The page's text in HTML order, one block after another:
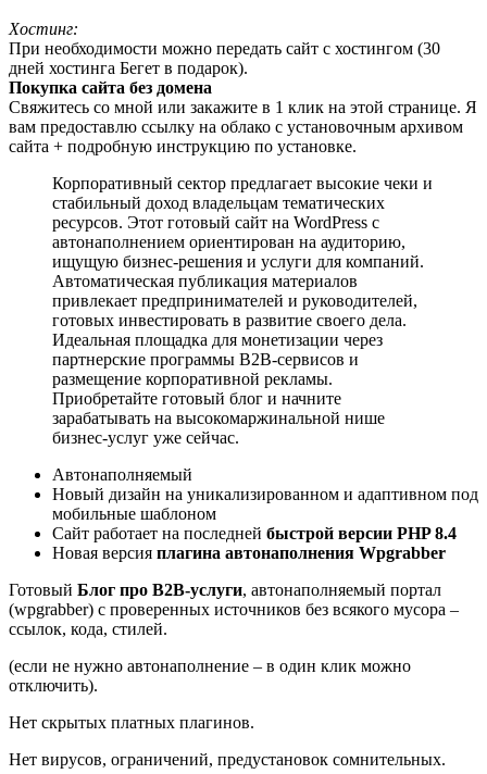
Хостинг:
При необходимости можно передать сайт с хостингом (30
дней хостинга Бегет в подарок).
Покупка сайта без домена
Свяжитесь со мной или закажите в 1 клик на этой странице. Я
вам предоставлю ссылку на облако с установочным архивом
сайта + подробную инструкцию по установке.
Корпоративный сектор предлагает высокие чеки и
стабильный доход владельцам тематических
ресурсов. Этот готовый сайт на WordPress с
автонаполнением ориентирован на аудиторию,
ищущую бизнес-решения и услуги для компаний.
Автоматическая публикация материалов
привлекает предпринимателей и руководителей,
готовых инвестировать в развитие своего дела.
Идеальная площадка для монетизации через
партнерские программы B2B-сервисов и
размещение корпоративной рекламы.
Приобретайте готовый блог и начните
зарабатывать на высокомаржинальной нише
бизнес-услуг уже сейчас.
Автонаполняемый
Новый дизайн на уникализированном и адаптивном под
мобильные шаблоном
Сайт работает на последней быстрой версии PHP 8.4
Новая версия плагина автонаполнения Wpgrabber
Готовый Блог про B2B-услуги, автонаполняемый портал
(wpgrabber) с проверенных источников без всякого мусора –
ссылок, кода, стилей.
(если не нужно автонаполнение – в один клик можно
отключить).
Нет скрытых платных плагинов.
Нет вирусов, ограничений, предустановок сомнительных.